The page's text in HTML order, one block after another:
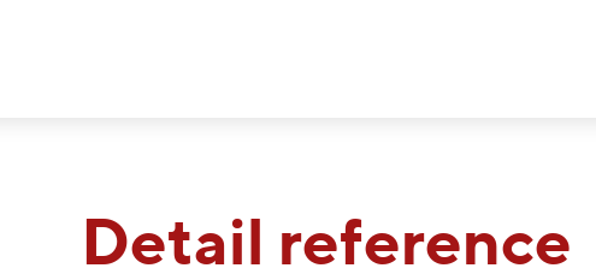
Detail reference